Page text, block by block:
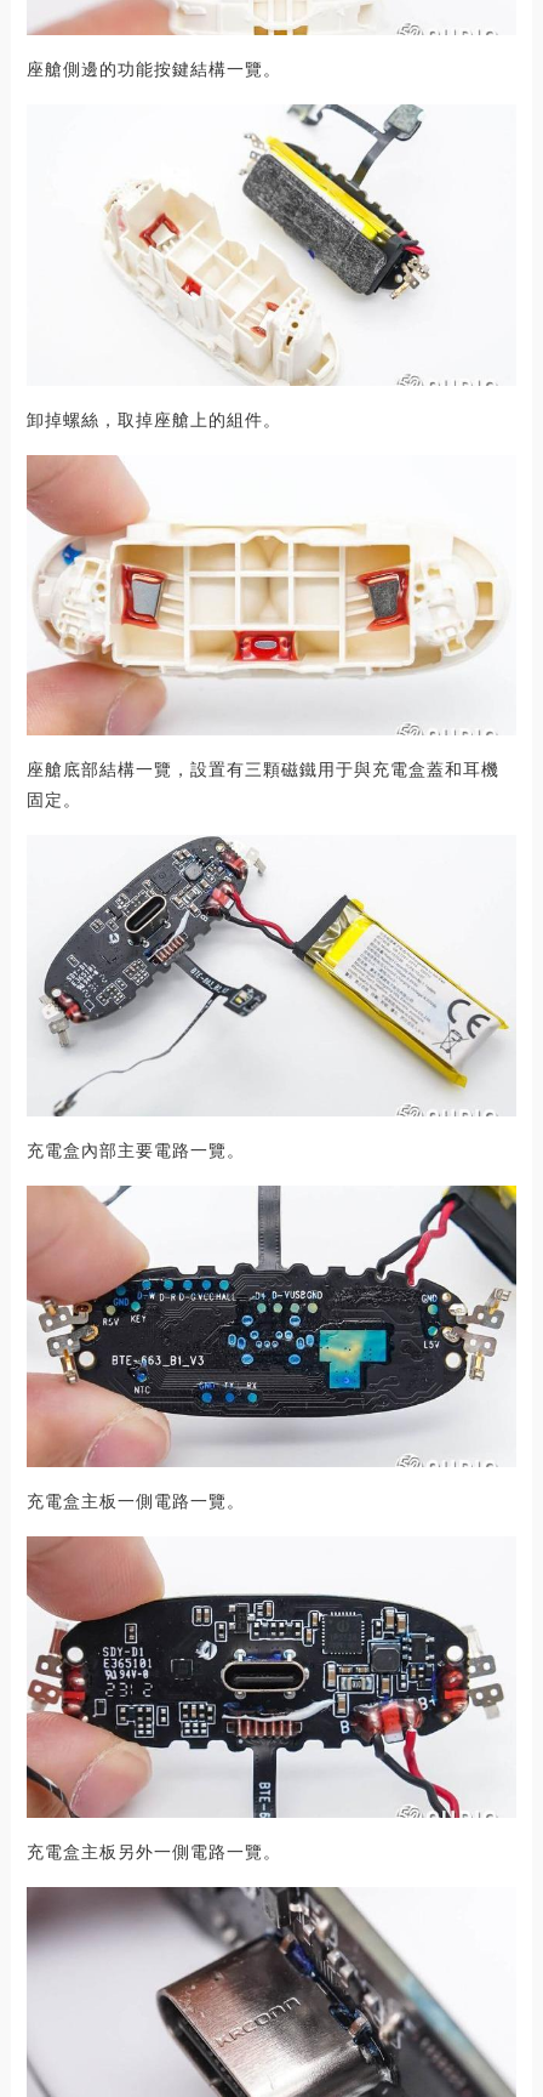
座艙側邊的功能按鍵結構一覽。
卸掉螺絲，取掉座艙上的組件。
座艙底部結構一覽，設置有三顆磁鐵用于與充電盒蓋和耳機
固定。
充電盒內部主要電路一覽。
充電盒主板一側電路一覽。
充電盒主板另外一側電路一覽。